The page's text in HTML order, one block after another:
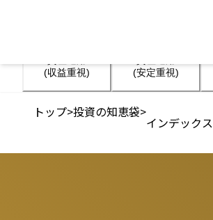
(収益重視)
(安定重視)
トップ>投資の知恵袋>
インデック